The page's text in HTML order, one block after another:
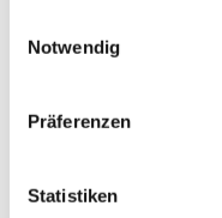
Notwendig
Präferenzen
Statistiken